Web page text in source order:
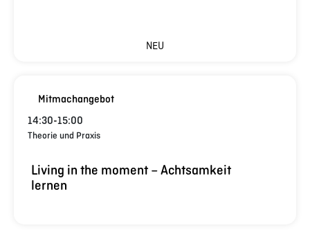
NEU
Mitmachangebot
14:30-15:00
Theorie und Praxis
Living in the moment – Achtsamkeit
lernen